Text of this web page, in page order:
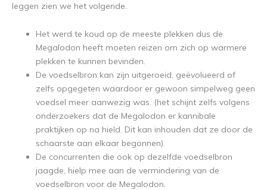
leggen zien we het volgende.
Het werd te koud op de meeste plekken dus de
Megalodon heeft moeten reizen om zich op warmere
plekken te kunnen bevinden.
De voedselbron kan zijn uitgeroeid, geëvolueerd of
zelfs opgegeten waardoor er gewoon simpelweg geen
voedsel meer aanwezig was. (het schijnt zelfs volgens
onderzoekers dat de Megalodon er kannibale
praktijken op na hield. Dit kan inhouden dat ze door de
schaarste aan elkaar begonnen).
De concurrenten die ook op dezelfde voedselbron
jaagde, hielp mee aan de vermindering van de
voedselbron voor de Megalodon.